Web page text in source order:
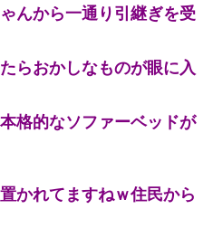
んから一通り引継ぎを受
らおかしなものが眼に入
格的なソファーベッドが
かれてますねｗ住民から